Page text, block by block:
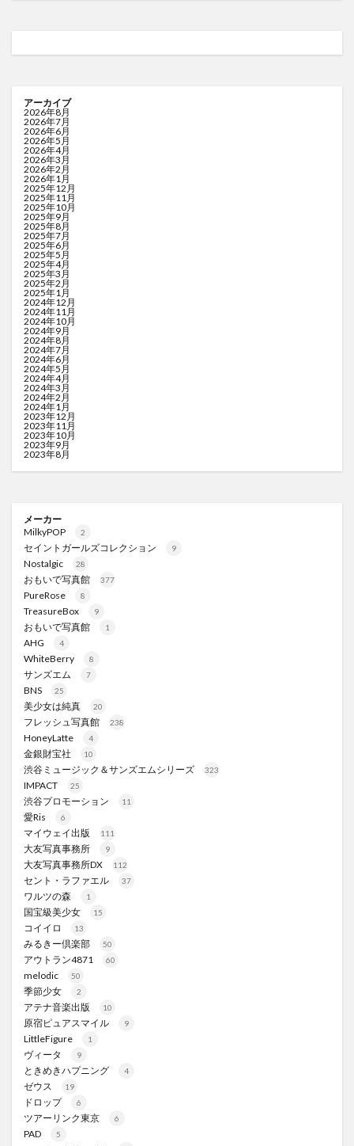
アーカイブ
2026年8月
2026年7月
2026年6月
2026年5月
2026年4月
2026年3月
2026年2月
2026年1月
2025年12月
2025年11月
2025年10月
2025年9月
2025年8月
2025年7月
2025年6月
2025年5月
2025年4月
2025年3月
2025年2月
2025年1月
2024年12月
2024年11月
2024年10月
2024年9月
2024年8月
2024年7月
2024年6月
2024年5月
2024年4月
2024年3月
2024年2月
2024年1月
2023年12月
2023年11月
2023年10月
2023年9月
2023年8月
メーカー
MilkyPOP
2
セイントガールズコレクション 9
Nostalgic 28
おもいで写真館 377
PureRose 8
TreasureBox 9
おもいで写真館 1
AHG 4
WhiteBerry 8
サンズエム 7
BNS 25
美少女は純真 20
フレッシュ写真館 238
HoneyLatte 4
金銀財宝社 10
渋谷ミュージック＆サンズエムシリーズ 323
IMPACT 25
渋谷プロモーション 11
愛Ris 6
マイウェイ出版 111
大友写真事務所 9
大友写真事務所DX 112
セント・ラファエル 37
ワルツの森 1
国宝級美少女 15
コイイロ 13
みるきー倶楽部 50
アウトラン4871 60
melodic 50
季節少女 2
アテナ音楽出版 10
原宿ピュアスマイル 9
LittleFigure 1
ヴィータ 9
ときめきハプニング 4
ゼウス 19
ドロップ 6
ツアーリンク東京 6
PAD 5